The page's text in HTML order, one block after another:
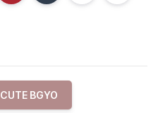
CUTE BGYO